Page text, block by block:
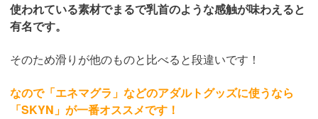
使われている素材でまるで乳首のような感触が味わえると
有名です。
そのため滑りが他のものと比べると段違いです！
なので「エネマグラ」などのアダルトグッズに使うなら
「SKYN」が一番オススメです！